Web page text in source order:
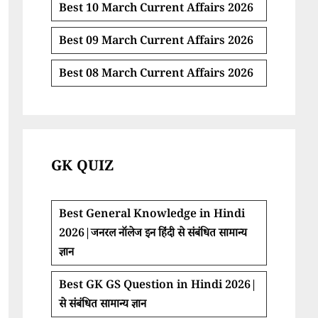
Best 10 March Current Affairs 2026
Best 09 March Current Affairs 2026
Best 08 March Current Affairs 2026
GK QUIZ
Best General Knowledge in Hindi
2026|जनरल नॉलेज इन हिंदी से संबंधित सामान्य
ज्ञान
Best GK GS Question in Hindi 2026|
से संबंधित सामान्य ज्ञान